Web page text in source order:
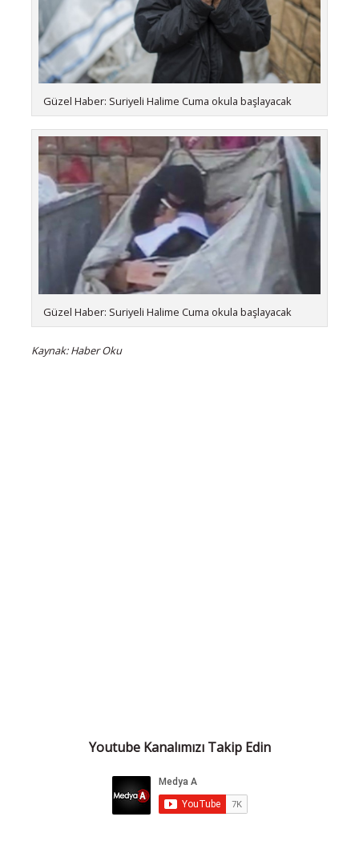
Güzel Haber: Suriyeli Halime Cuma okula başlayacak
Güzel Haber: Suriyeli Halime Cuma okula başlayacak
Kaynak: Haber Oku
Youtube Kanalımızı Takip Edin